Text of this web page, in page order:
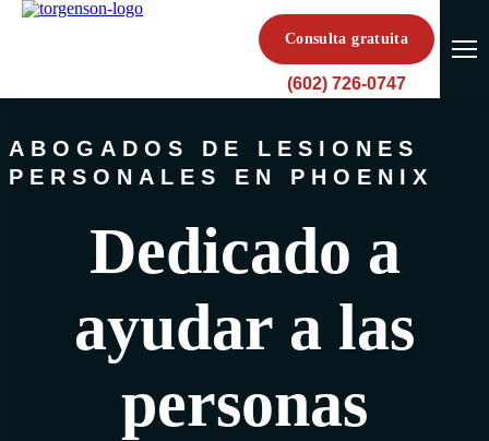
Consulta gratuita
(602) 726-0747
ABOGADOS DE LESIONES
PERSONALES EN PHOENIX
Dedicado a
ayudar a las
personas